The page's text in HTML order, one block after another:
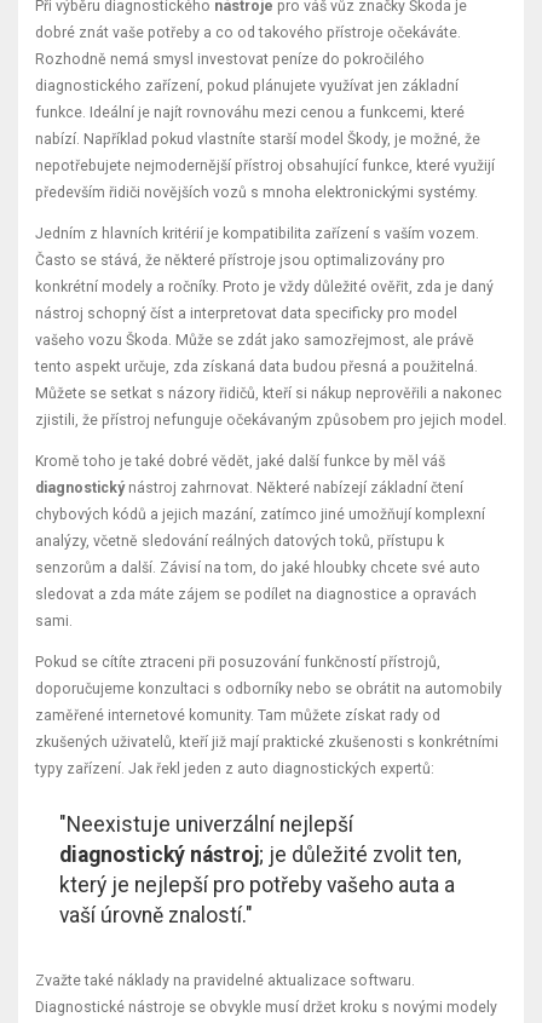
Při výběru diagnostického nástroje pro váš vůz značky Škoda je
dobré znát vaše potřeby a co od takového přístroje očekáváte.
Rozhodně nemá smysl investovat peníze do pokročilého
diagnostického zařízení, pokud plánujete využívat jen základní
funkce. Ideální je najít rovnováhu mezi cenou a funkcemi, které
nabízí. Například pokud vlastníte starší model Škody, je možné, že
nepotřebujete nejmodernější přístroj obsahující funkce, které využijí
především řidiči novějších vozů s mnoha elektronickými systémy.
Jedním z hlavních kritérií je kompatibilita zařízení s vaším vozem.
Často se stává, že některé přístroje jsou optimalizovány pro
konkrétní modely a ročníky. Proto je vždy důležité ověřit, zda je daný
nástroj schopný číst a interpretovat data specificky pro model
vašeho vozu Škoda. Může se zdát jako samozřejmost, ale právě
tento aspekt určuje, zda získaná data budou přesná a použitelná.
Můžete se setkat s názory řidičů, kteří si nákup neprověřili a nakonec
zjistili, že přístroj nefunguje očekávaným způsobem pro jejich model.
Kromě toho je také dobré vědět, jaké další funkce by měl váš
diagnostickýnástroj zahrnovat. Některé nabízejí základní čtení
chybových kódů a jejich mazání, zatímco jiné umožňují komplexní
analýzy, včetně sledování reálných datových toků, přístupu k
senzorům a další. Závisí na tom, do jaké hloubky chcete své auto
sledovat a zda máte zájem se podílet na diagnostice a opravách
sami.
Pokud se cítíte ztraceni při posuzování funkčností přístrojů,
doporučujeme konzultaci s odborníky nebo se obrátit na automobily
zaměřené internetové komunity. Tam můžete získat rady od
zkušených uživatelů, kteří již mají praktické zkušenosti s konkrétními
typy zařízení. Jak řekl jeden z auto diagnostických expertů:
"Neexistuje univerzální nejlepší
diagnostický nástroj; je důležité zvolit ten,
který je nejlepší pro potřeby vašeho auta a
vaší úrovně znalostí."
Zvažte také náklady na pravidelné aktualizace softwaru.
Diagnostické nástroje se obvykle musí držet kroku s novými modely